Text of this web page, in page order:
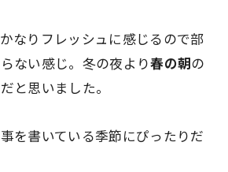
なりフレッシュに感じるので部
ない感じ。冬の夜より春の朝の
と思いました。
を書いている季節にぴったりだ